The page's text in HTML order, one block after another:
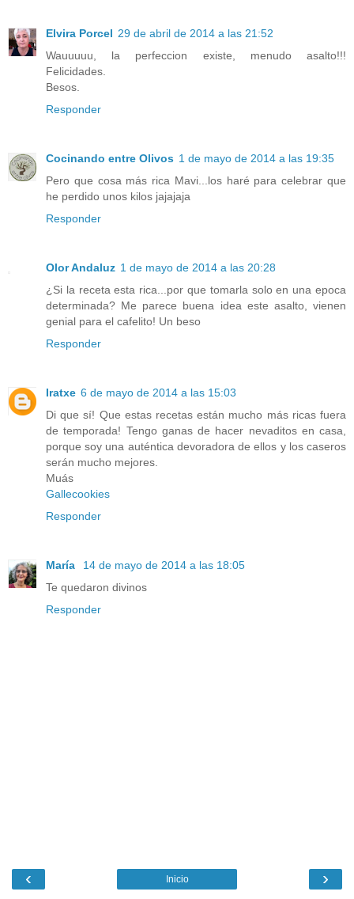
Elvira Porcel 29 de abril de 2014 a las 21:52
Wauuuuu, la perfeccion existe, menudo asalto!!!
Felicidades.
Besos.
Responder
Cocinando entre Olivos 1 de mayo de 2014 a las 19:35
Pero que cosa más rica Mavi...los haré para celebrar que
he perdido unos kilos jajajaja
Responder
Olor Andaluz 1 de mayo de 2014 a las 20:28
¿Si la receta esta rica...por que tomarla solo en una epoca
determinada? Me parece buena idea este asalto, vienen
genial para el cafelito! Un beso
Responder
Iratxe 6 de mayo de 2014 a las 15:03
Di que sí! Que estas recetas están mucho más ricas fuera
de temporada! Tengo ganas de hacer nevaditos en casa,
porque soy una auténtica devoradora de ellos y los caseros
serán mucho mejores.
Muás
Gallecookies
Responder
María
14 de mayo de 2014 a las 18:05
Te quedaron divinos
Responder
‹ ›
Inicio